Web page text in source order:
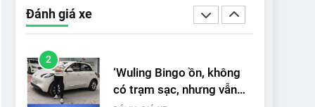
Đánh giá xe
2025: Green Car Reports
nêu tên 5 người vào
2
‘Wuling Bingo ồn, không
có trạm sạc, nhưng vẫn